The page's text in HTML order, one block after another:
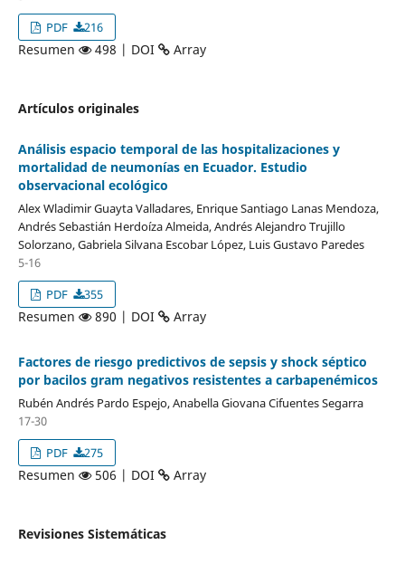
PDF
216
Resumen 498 | DOI Array
Artículos originales
Análisis espacio temporal de las hospitalizaciones y
mortalidad de neumonías en Ecuador. Estudio
observacional ecológico
Alex Wladimir Guayta Valladares, Enrique Santiago Lanas Mendoza,
Andrés Sebastián Herdoíza Almeida, Andrés Alejandro Trujillo
Solorzano, Gabriela Silvana Escobar López, Luis Gustavo Paredes
5-16
PDF
355
Resumen 890 | DOI Array
Factores de riesgo predictivos de sepsis y shock séptico
por bacilos gram negativos resistentes a carbapenémicos
Rubén Andrés Pardo Espejo, Anabella Giovana Cifuentes Segarra
17-30
PDF
275
Resumen 506 | DOI Array
Revisiones Sistemáticas